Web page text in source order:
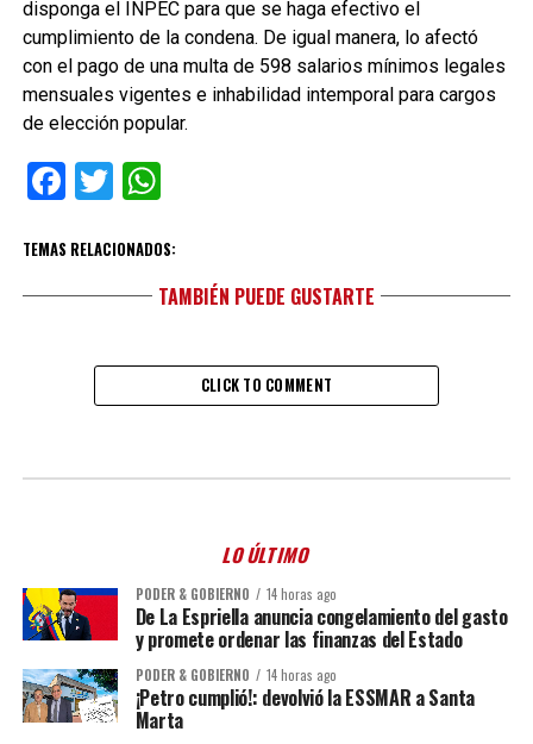
disponga el INPEC para que se haga efectivo el
cumplimiento de la condena. De igual manera, lo afectó
con el pago de una multa de 598 salarios mínimos legales
mensuales vigentes e inhabilidad intemporal para cargos
de elección popular.
Facebook
TwitterWhatsApp
TEMAS RELACIONADOS:
TAMBIÉN PUEDE GUSTARTE
CLICK TO COMMENT
LO ÚLTIMO
PODER & GOBIERNO 14 horas ago
De La Espriella anuncia congelamiento del gasto
y promete ordenar las finanzas del Estado
PODER & GOBIERNO 14 horas ago
¡Petro cumplió!: devolvió la ESSMAR a Santa
Marta